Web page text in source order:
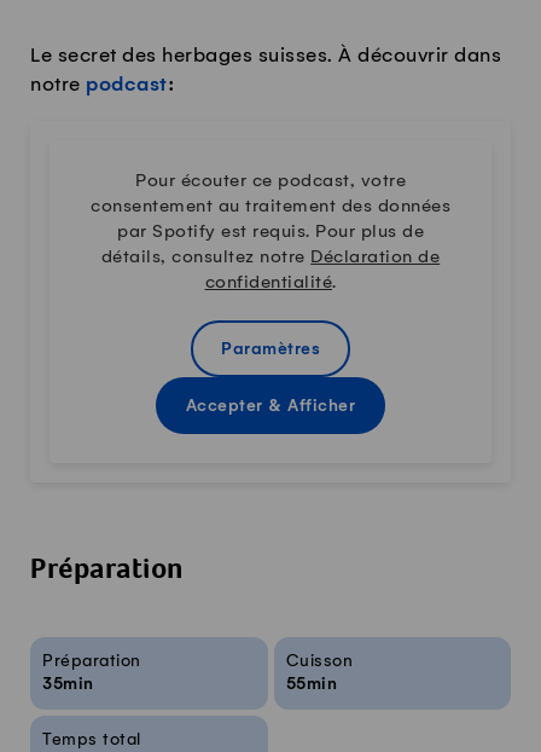
Le secret des herbages suisses. À découvrir dans
notre podcast:
Pour écouter ce podcast, votre
consentement au traitement des données
par Spotify est requis. Pour plus de
détails, consultez notre Déclaration de
confidentialité.
Paramètres
Accepter & Afficher
Préparation
Infos sur la recette
Préparation
35min
Cuisson
55min
Temps total